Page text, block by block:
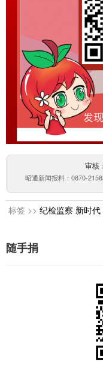
审核
昭通新闻报料：0870-
标签 >> 纪检监察 新时代
随手捐